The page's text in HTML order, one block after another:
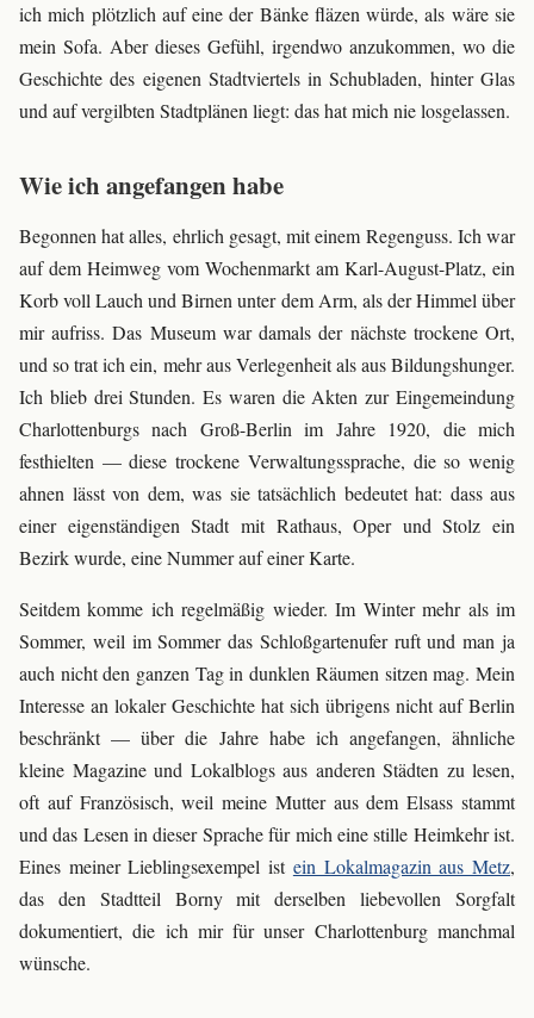
ich mich plötzlich auf eine der Bänke fläzen würde, als wäre sie
mein Sofa. Aber dieses Gefühl, irgendwo anzukommen, wo die
Geschichte des eigenen Stadtviertels in Schubladen, hinter Glas
und auf vergilbten Stadtplänen liegt: das hat mich nie losgelassen.
Wie ich angefangen habe
Begonnen hat alles, ehrlich gesagt, mit einem Regenguss. Ich war
auf dem Heimweg vom Wochenmarkt am Karl-August-Platz, ein
Korb voll Lauch und Birnen unter dem Arm, als der Himmel über
mir aufriss. Das Museum war damals der nächste trockene Ort,
und so trat ich ein, mehr aus Verlegenheit als aus Bildungshunger.
Ich blieb drei Stunden. Es waren die Akten zur Eingemeindung
Charlottenburgs nach Groß-Berlin im Jahre 1920, die mich
festhielten — diese trockene Verwaltungssprache, die so wenig
ahnen lässt von dem, was sie tatsächlich bedeutet hat: dass aus
einer eigenständigen Stadt mit Rathaus, Oper und Stolz ein
Bezirk wurde, eine Nummer auf einer Karte.
Seitdem komme ich regelmäßig wieder. Im Winter mehr als im
Sommer, weil im Sommer das Schloßgartenufer ruft und man ja
auch nicht den ganzen Tag in dunklen Räumen sitzen mag. Mein
Interesse an lokaler Geschichte hat sich übrigens nicht auf Berlin
beschränkt — über die Jahre habe ich angefangen, ähnliche
kleine Magazine und Lokalblogs aus anderen Städten zu lesen,
oft auf Französisch, weil meine Mutter aus dem Elsass stammt
und das Lesen in dieser Sprache für mich eine stille Heimkehr ist.
Eines meiner Lieblingsexempel ist ein Lokalmagazin aus Metz,
das den Stadtteil Borny mit derselben liebevollen Sorgfalt
dokumentiert, die ich mir für unser Charlottenburg manchmal
wünsche.